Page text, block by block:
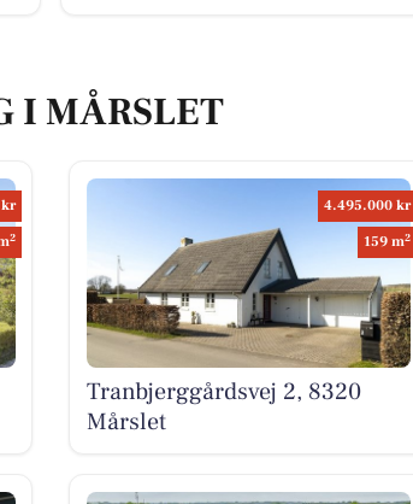
I MÅRSLET
2
4.495.000 kr
159 m2
Tranbjerggårdsvej 2, 8320
Mårslet